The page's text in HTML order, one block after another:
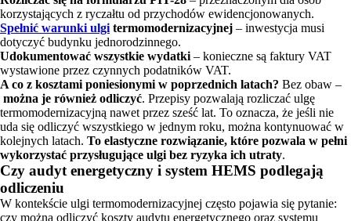
korzystających z ryczałtu od przychodów ewidencjonowanych.
Spełnić warunki ulgi termomodernizacyjnej – inwestycja musi
dotyczyć budynku jednorodzinnego.
Udokumentować wszystkie wydatki – konieczne są faktury VAT
wystawione przez czynnych podatników VAT.
A co z kosztami poniesionymi w poprzednich latach? Bez obaw –
można je również odliczyć. Przepisy pozwalają rozliczać ulgę
termomodernizacyjną nawet przez sześć lat. To oznacza, że jeśli nie
uda się odliczyć wszystkiego w jednym roku, można kontynuować w
kolejnych latach. To elastyczne rozwiązanie, które pozwala w pełni
wykorzystać przysługujące ulgi bez ryzyka ich utraty.
Czy audyt energetyczny i system HEMS podlegają
odliczeniu
W kontekście ulgi termomodernizacyjnej często pojawia się pytanie:
czy można odliczyć koszty audytu energetycznego oraz systemu